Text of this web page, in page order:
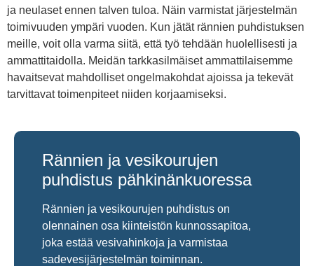
ja neulaset ennen talven tuloa. Näin varmistat järjestelmän
toimivuuden ympäri vuoden. Kun jätät rännien puhdistuksen
meille, voit olla varma siitä, että työ tehdään huolellisesti ja
ammattitaidolla. Meidän tarkkasilmäiset ammattilaisemme
havaitsevat mahdolliset ongelmakohdat ajoissa ja tekevät
tarvittavat toimenpiteet niiden korjaamiseksi.
Rännien ja vesikourujen
puhdistus pähkinänkuoressa
Rännien ja vesikourujen puhdistus on
olennainen osa kiinteistön kunnossapitoa,
joka estää vesivahinkoja ja varmistaa
sadevesijärjestelmän toiminnan.